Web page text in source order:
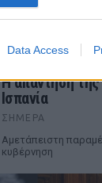
Data Access
Η απάντηση της
Ισπανία
ΣΉΜΕΡΑ
Αμετάπειστη
κυβέρνηση